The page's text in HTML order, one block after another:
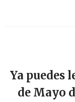
Ya puedes
de Mayo